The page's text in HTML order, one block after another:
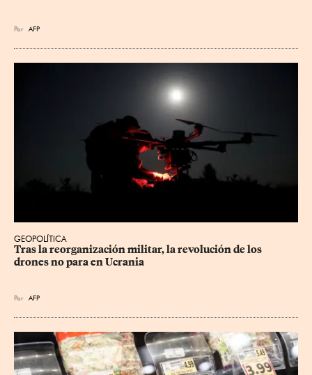
Por AFP
GEOPOLÍTICA
Tras la reorganización militar, la revolución de los
drones no para en Ucrania
Por AFP